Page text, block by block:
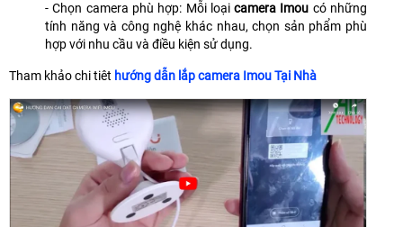
- Chọn camera phù hợp: Mỗi loạicamera Imou có những
tính năng và công nghệ khác nhau, chọn sản phẩm phù
hợp với nhu cầu và điều kiện sử dụng.
Tham khảo chi tiêt hướng dẫn lắp camera Imou Tại Nhà